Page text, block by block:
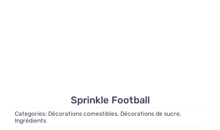
Sprinkle Football
Categories: Décorations comestibles, Décorations de sucre,
Ingrédients